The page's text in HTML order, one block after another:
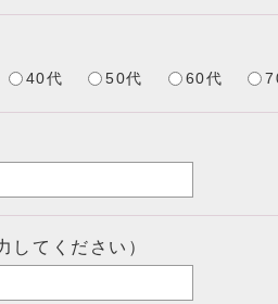
40代 50代 60代
してください）